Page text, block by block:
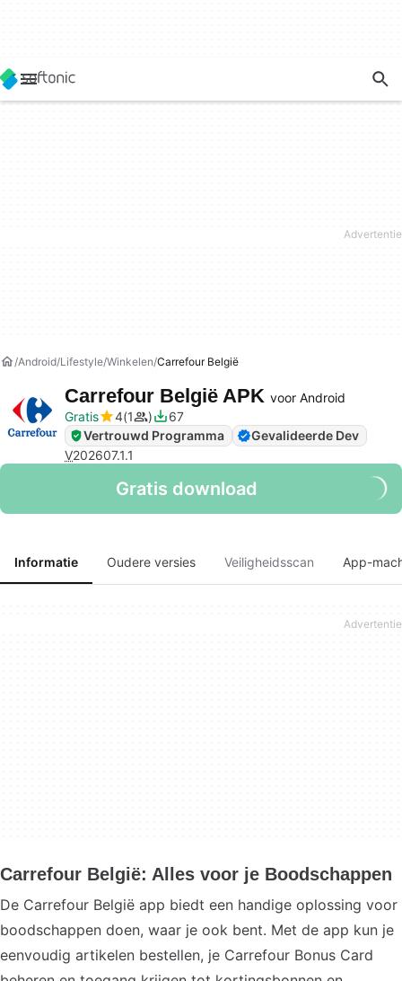
Android Lifestyle Winkelen Carrefour België
Carrefour België APK voor Android
Gratis
4 1
67
Vertrouwd Programma
Gevalideerde Dev
V202607.1.1
Gratis download
Informatie Oudere versies Veiligheidsscan App-
Carrefour België: Alles voor je Boodschappen
De Carrefour België app biedt een handige oplossing voor
boodschappen doen, waar je ook bent. Met de app kun je
eenvoudig artikelen bestellen, je Carrefour Bonus Card